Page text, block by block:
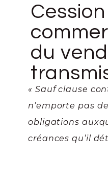
du
« Sauf clause
n’emporte pas
obligations
créances qu’il